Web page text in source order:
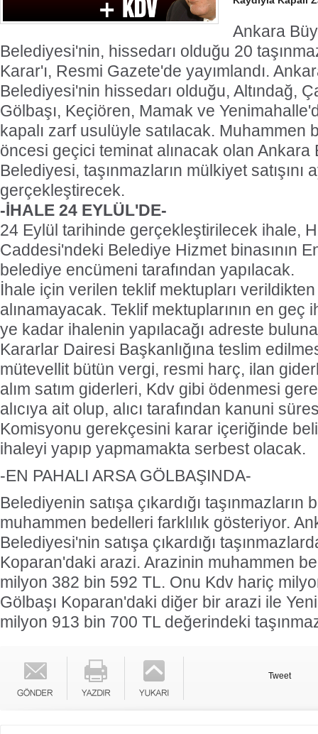
Ankara
Belediyesi'nin, hissedarı olduğu 20
Karar'ı, Resmi Gazete'de yayımlandı.
Belediyesi'nin hissedarı olduğu, Altındağ,
Gölbaşı, Keçiören, Mamak ve
kapalı zarf usulüyle satılacak. Muhammen
öncesi geçici teminat alınacak olan Ankara
Belediyesi, taşınmazların mülkiyet satışını
gerçekleştirecek.
-İHALE 24 EYLÜL'DE-
24 Eylül tarihinde gerçekleştirilecek ihale,
Caddesi'ndeki Belediye Hizmet binasının
belediye encümeni tarafından yapılacak.
İhale için verilen teklif mektupları
alınamayacak. Teklif mektuplarının en geç
ye kadar ihalenin yapılacağı adreste
Kararlar Dairesi Başkanlığına teslim
mütevellit bütün vergi, resmi harç, ilan
alım satım giderleri, Kdv gibi ödenmesi
alıcıya ait olup, alıcı tarafından kanuni
Komisyonu gerekçesini karar içeriğinde
ihaleyi yapıp yapmamakta serbest olacak.
-EN PAHALI ARSA GÖLBAŞINDA-
Belediyenin satışa çıkardığı taşınmazların
muhammen bedelleri farklılık gösteriyor.
Belediyesi'nin satışa çıkardığı
Koparan'daki arazi. Arazinin muhammen
milyon 382 bin 592 TL. Onu Kdv hariç
Gölbaşı Koparan'daki diğer bir arazi ile
milyon 913 bin 700 TL değerindeki
Tweet